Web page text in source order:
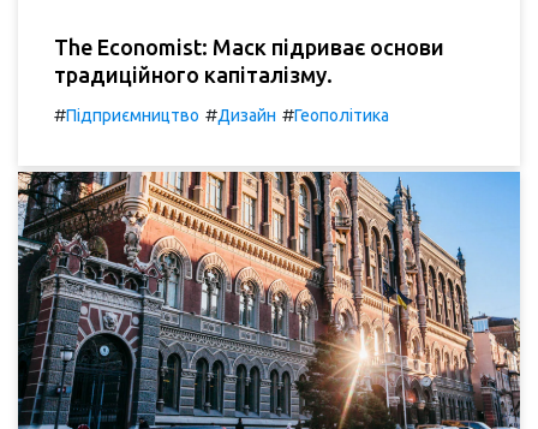
The Economist: Маск підриває основи
традиційного капіталізму.
#Підприємництво #Дизайн #Геополітика